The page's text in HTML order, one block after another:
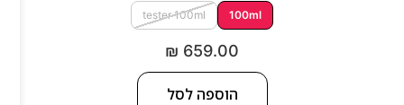
100ml
tester 100ml
₪ 659.00
הוספה לסל